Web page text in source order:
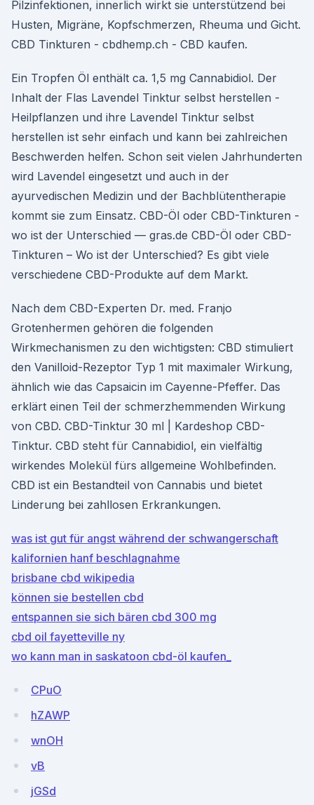
Pilzinfektionen, innerlich wirkt sie unterstützend bei
Husten, Migräne, Kopfschmerzen, Rheuma und Gicht.
CBD Tinkturen - cbdhemp.ch - CBD kaufen.
Ein Tropfen Öl enthält ca. 1,5 mg Cannabidiol. Der
Inhalt der Flas Lavendel Tinktur selbst herstellen -
Heilpflanzen und ihre Lavendel Tinktur selbst
herstellen ist sehr einfach und kann bei zahlreichen
Beschwerden helfen. Schon seit vielen Jahrhunderten
wird Lavendel eingesetzt und auch in der
ayurvedischen Medizin und der Bachblütentherapie
kommt sie zum Einsatz. CBD-Öl oder CBD-Tinkturen -
wo ist der Unterschied — gras.de CBD-Öl oder CBD-
Tinkturen – Wo ist der Unterschied? Es gibt viele
verschiedene CBD-Produkte auf dem Markt.
Nach dem CBD-Experten Dr. med. Franjo
Grotenhermen gehören die folgenden
Wirkmechanismen zu den wichtigsten: CBD stimuliert
den Vanilloid-Rezeptor Typ 1 mit maximaler Wirkung,
ähnlich wie das Capsaicin im Cayenne-Pfeffer. Das
erklärt einen Teil der schmerzhemmenden Wirkung
von CBD. CBD-Tinktur 30 ml | Kardeshop CBD-
Tinktur. CBD steht für Cannabidiol, ein vielfältig
wirkendes Molekül fürs allgemeine Wohlbefinden.
CBD ist ein Bestandteil von Cannabis und bietet
Linderung bei zahllosen Erkrankungen.
was ist gut für angst während der schwangerschaft
kalifornien hanf beschlagnahme
brisbane cbd wikipedia
können sie bestellen cbd
entspannen sie sich bären cbd 300 mg
cbd oil fayetteville ny
wo kann man in saskatoon cbd-öl kaufen_
CPuO
hZAWP
wnOH
vB
jGSd